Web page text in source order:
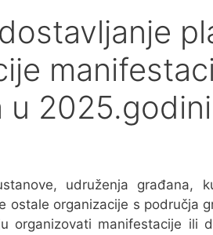
u 2025.godini
udruženja građana,
ostale organizacije s područja
organizovati manifestacije ili